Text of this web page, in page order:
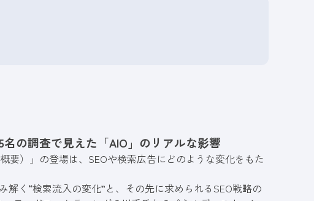
の調査で見えた「AIO」のリアルな影響
要）」の登場は、SEOや検索広告にどのような変化をもた
く“検索流入の変化”と、その先に求められるSEO戦略の